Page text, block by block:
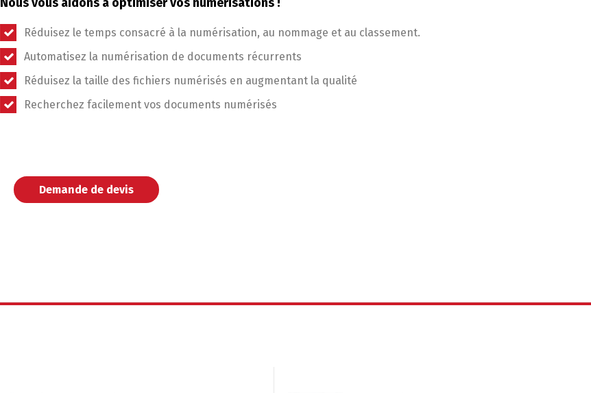
Réduisez le temps consacré à la numérisation, au nommage et au classement.
Automatisez la numérisation de documents récurrents
Réduisez la taille des fichiers numérisés en augmentant la qualité
Recherchez facilement vos documents numérisés
Demande de devis